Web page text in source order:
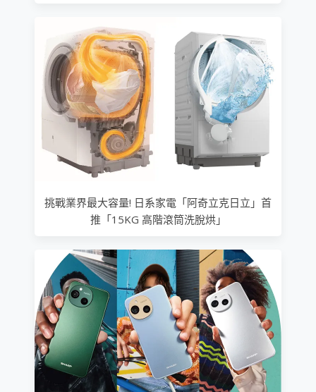
挑戰業界最大容量! 日系家電「阿奇立克日立」首
推「15KG 高階滾筒洗脫烘」